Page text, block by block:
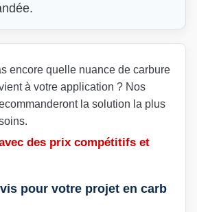
encore quelle nuance de carbure
à votre application ? Nos
la solution la plus
des prix compétitifs et
pour votre projet en carb